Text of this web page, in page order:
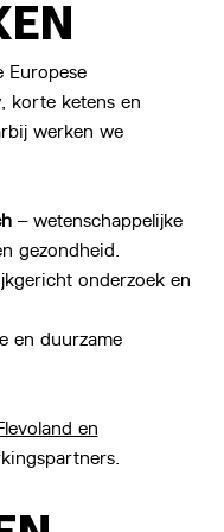
Europese
korte ketens en
werken we
– wetenschappelijke
gezondheid.
onderzoek en
en duurzame
en